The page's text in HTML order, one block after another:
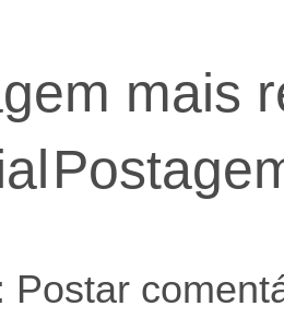
mais
Postar